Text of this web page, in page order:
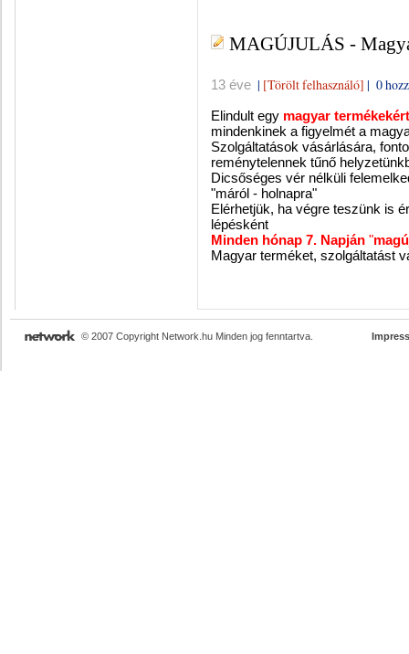
MAGÚJULÁS -
13 éve | [Törölt felhasználó] | 0
Elindult egy magyar termékekért
mindenkinek a figyelmét a
Szolgáltatások vásárlására,
reménytelennek tűnő
Dicsőséges vér nélküli
"máról - holnapra"
Elérhetjük, ha végre teszünk is
lépésként
Minden hónap 7. Napján "
Magyar terméket, szolgáltatást
© 2007 Copyright Network.hu Minden jog fenntartva.